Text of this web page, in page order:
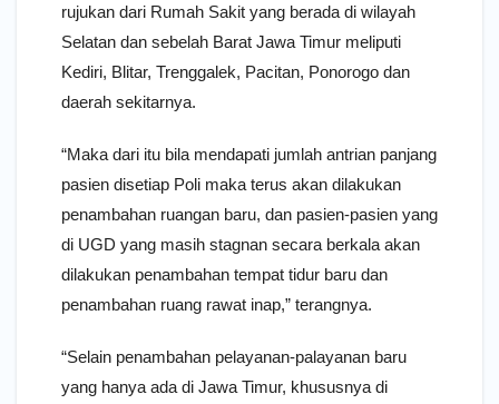
rujukan dari Rumah Sakit yang berada di wilayah
Selatan dan sebelah Barat Jawa Timur meliputi
Kediri, Blitar, Trenggalek, Pacitan, Ponorogo dan
daerah sekitarnya.
“Maka dari itu bila mendapati jumlah antrian panjang
pasien disetiap Poli maka terus akan dilakukan
penambahan ruangan baru, dan pasien-pasien yang
di UGD yang masih stagnan secara berkala akan
dilakukan penambahan tempat tidur baru dan
penambahan ruang rawat inap,” terangnya.
“Selain penambahan pelayanan-palayanan baru
yang hanya ada di Jawa Timur, khususnya di